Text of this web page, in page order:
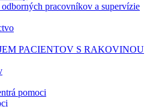
pracovníkov a supervízie
PACIENTOV S RAKOVINOU
pomoci